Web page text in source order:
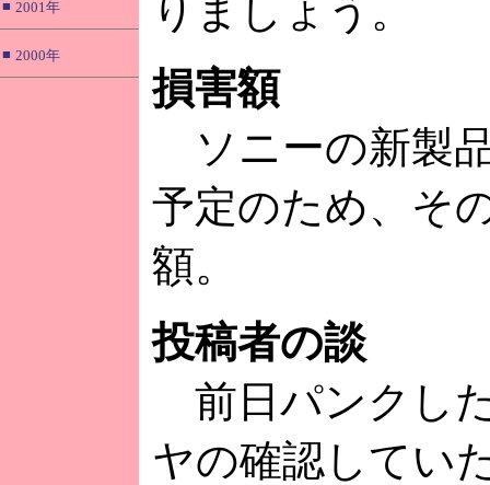
■ 2001年
■ 2000年
りましょう。
損害額
ソニーの新製
予定のため、そ
額。
投稿者の談
前日パンクし
ヤの確認してい